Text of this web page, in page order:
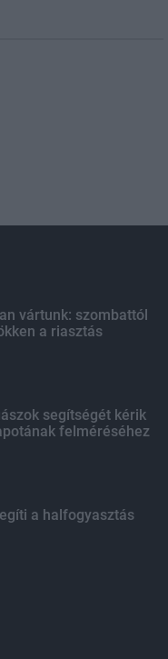
vártunk: szombattól
a riasztás
segítségét kérik
felméréséhez
a halfogyasztás